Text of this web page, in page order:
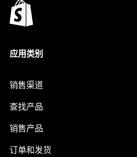
应用类别
销售渠道
查找产品
销售产品
订单和发货